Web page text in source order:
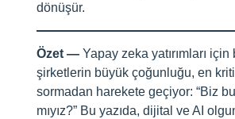
dönüşür.
Özet — Yapay zeka yatırımları için
şirketlerin büyük çoğunluğu, en
sormadan harekete geçiyor: “Biz
mıyız?” Bu yazıda, dijital ve AI